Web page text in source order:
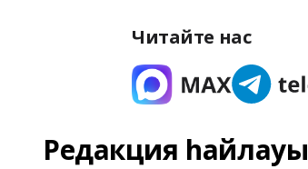
Читайте нас
Редакция һайлауы